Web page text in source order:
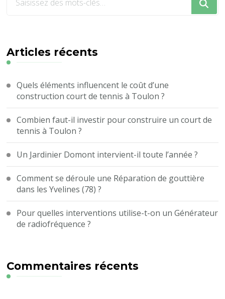
?
Articles récents
Quels éléments influencent le coût d’une
construction court de tennis à Toulon ?
Combien faut-il investir pour construire un court de
tennis à Toulon ?
Un Jardinier Domont intervient-il toute l’année ?
Comment se déroule une Réparation de gouttière
dans les Yvelines (78) ?
Pour quelles interventions utilise-t-on un Générateur
de radiofréquence ?
Commentaires récents